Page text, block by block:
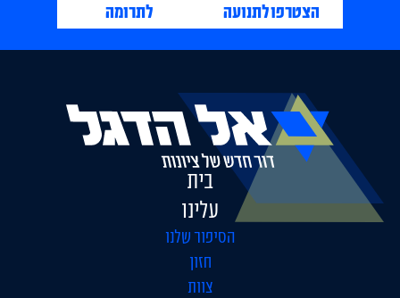
הצטרפו לתנועה לתרומה
בית
עלינו
הסיפור שלנו
חזון
צוות